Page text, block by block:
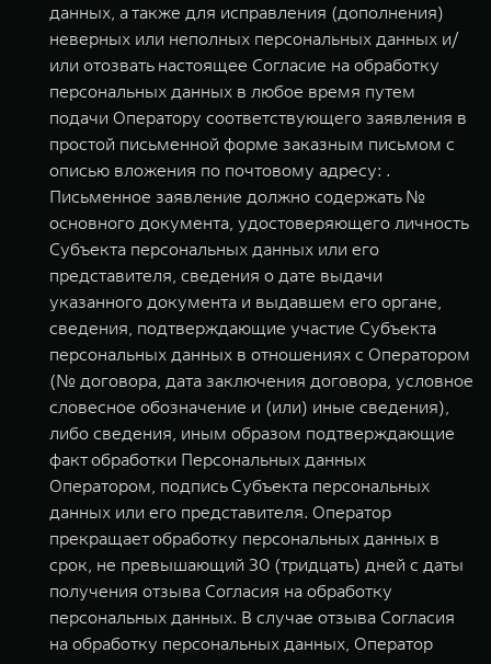
данных, а также для исправления (дополнения)
неверных или неполных персональных данных и/
или отозвать настоящее Согласие на обработку
персональных данных в любое время путем
подачи Оператору соответствующего заявления в
простой письменной форме заказным письмом с
описью вложения по почтовому адресу: .
Письменное заявление должно содержать №
основного документа, удостоверяющего личность
Субъекта персональных данных или его
представителя, сведения о дате выдачи
указанного документа и выдавшем его органе,
сведения, подтверждающие участие Субъекта
персональных данных в отношениях с Оператором
(№ договора, дата заключения договора, условное
словесное обозначение и (или) иные сведения),
либо сведения, иным образом подтверждающие
факт обработки Персональных данных
Оператором, подпись Субъекта персональных
данных или его представителя. Оператор
прекращает обработку персональных данных в
срок, не превышающий 30 (тридцать) дней с даты
получения отзыва Согласия на обработку
персональных данных. В случае отзыва Согласия
на обработку персональных данных, Оператор